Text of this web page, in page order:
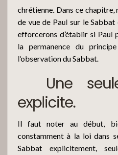
chrétienne. Dans ce
de vue de Paul sur le
efforcerons d’établir si Paul
la permanence du
l’observation du Sabbat.
Une
explicite.
Il faut noter au début,
constamment à la loi dans
Sabbat explicitement,